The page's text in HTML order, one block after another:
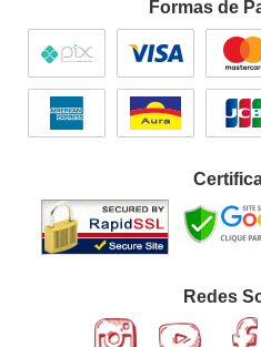
Formas de
Redes